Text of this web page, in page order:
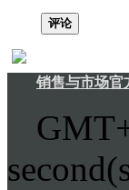
评论
销售与市场官